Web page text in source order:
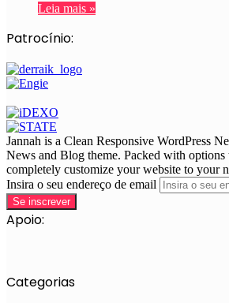
Leia mais »
Patrocínio:
Jannah is a Clean Responsive WordPress
News and Blog theme. Packed with
completely customize your website to your
Insira o seu endereço de email
Apoio:
Categorias